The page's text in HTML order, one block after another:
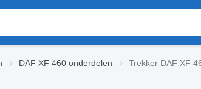
DAF XF 460 onderdelen Trekker DAF XF